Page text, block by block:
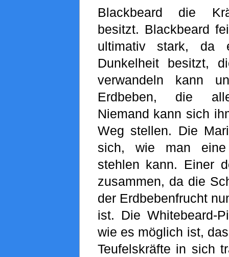
Blackbeard die
besitzt. Blackbeard
ultimativ stark, da
Dunkelheit besitzt,
verwandeln kann
Erdbeben, die
Niemand kann sich
Weg stellen. Die
sich, wie man eine
stehlen kann. Einer
zusammen, da die
der Erdbebenfrucht
ist. Die Whitebeard-
wie es möglich ist,
Teufelskräfte in sich